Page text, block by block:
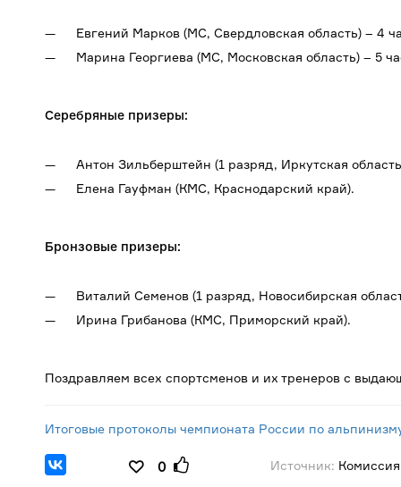
Евгений Марков (МС, Свердловская область) – 4
Марина Георгиева (МС, Московская область) – 5
Серебряные призеры:
Антон Зильберштейн (1 разряд, Иркутская
Елена Гауфман (КМС, Краснодарский край).
Бронзовые призеры:
Виталий Семенов (1 разряд, Новосибирская
Ирина Грибанова (КМС, Приморский край).
Поздравляем всех спортсменов и их тренеров с
Итоговые протоколы чемпионата России по
0 Источник: